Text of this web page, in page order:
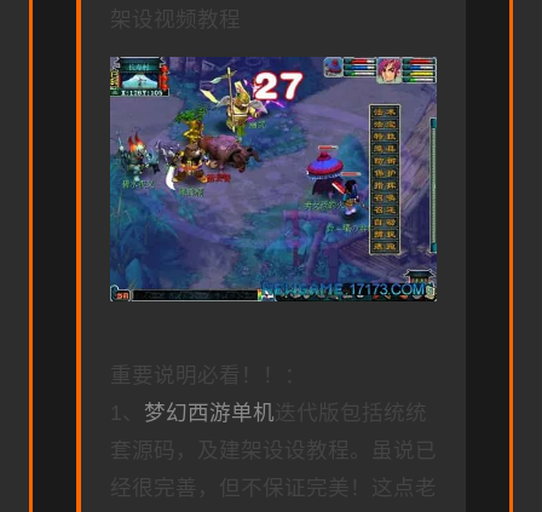
架设视频教程
重要说明必看！！：
1、 梦幻西游单机 迭代版包括统统
套源码，及建架设设教程。虽说已
经很完善，但不保证完美！这点老